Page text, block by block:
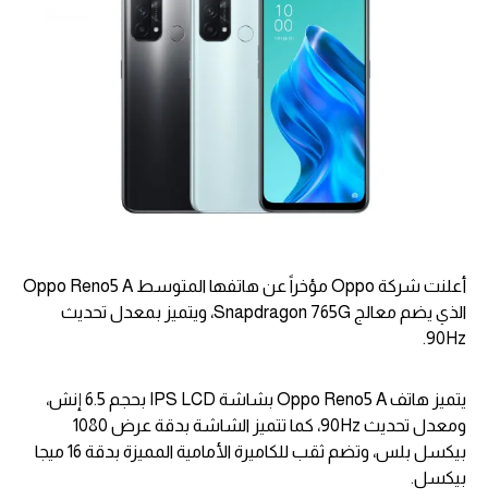
أعلنت شركة Oppo مؤخراً عن هاتفها المتوسط Oppo Reno5 A
الذي يضم معالج Snapdragon 765G، ويتميز بمعدل تحديث
90Hz.
يتميز هاتف Oppo Reno5 A بشاشة IPS LCD بحجم 6.5 إنش،
ومعدل تحديث 90Hz، كما تتميز الشاشة بدقة عرض 1080
بيكسل بلس، وتضم ثقب للكاميرة الأمامية المميزة بدقة 16 ميجا
بيكسل.